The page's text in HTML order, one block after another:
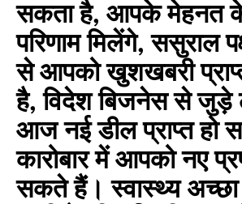
सकता है, आपके मेहनत
परिणाम मिलेंगे, ससुराल
से आपको खुशखबरी
है, विदेश बिजनेस से जुड़े
आज नई डील प्राप्त हो
कारोबार में आपको नए
सकते हैं। स्वास्थ्य अच्छा